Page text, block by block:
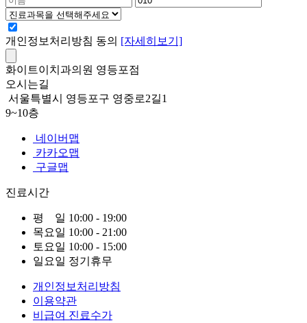
개인정보처리방침 동의 [자세히보기]
화이트이치과의원 영등포점
오시는길
서울특별시 영등포구 영중로2길1
9~10층
네이버맵
카카오맵
구글맵
진료시간
평 일 10:00 - 19:00
목요일 10:00 - 21:00
토요일 10:00 - 15:00
일요일 정기휴무
개인정보처리방침
이용약관
비급여 진료수가